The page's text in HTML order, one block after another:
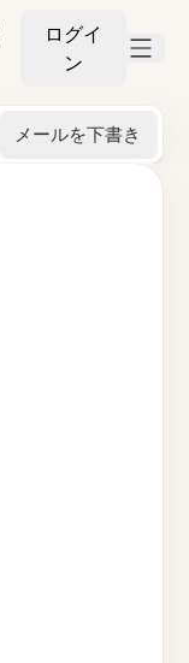
ログイ
ン
メールを下書き